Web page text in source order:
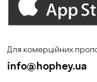
Дніпро
Кам'янське
Для комерційних
info@hophey.ua